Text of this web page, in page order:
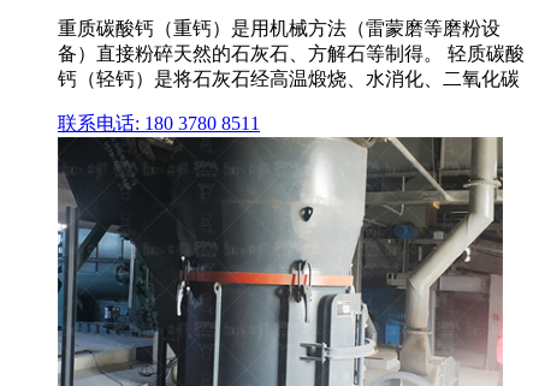
重质碳酸钙（重钙）是用机械方法（雷蒙磨等磨粉设
备）直接粉碎天然的石灰石、方解石等制得。 轻质碳酸
钙（轻钙）是将石灰石经高温煅烧、水消化、二氧化碳
联系电话: 180 3780 8511